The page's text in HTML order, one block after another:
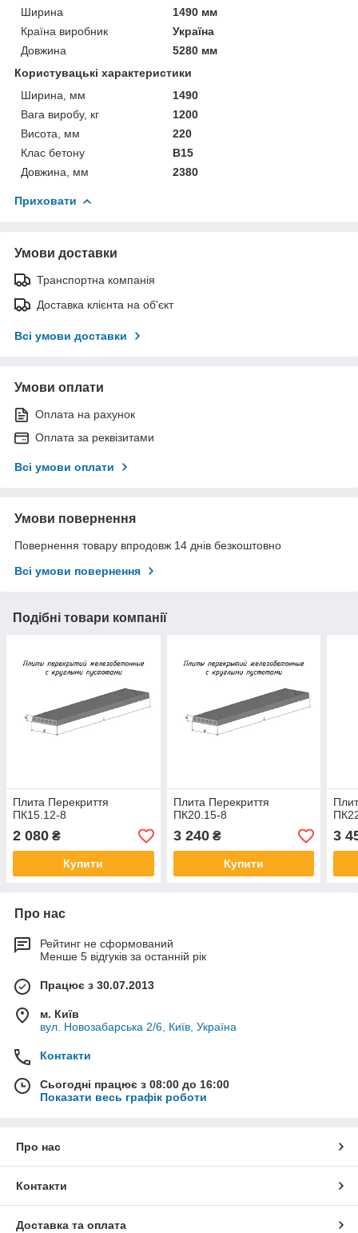
Ширина
1490 мм
Країна виробник
Україна
Довжина
5280 мм
Користувацькi характеристики
Ширина, мм
1490
Вага виробу, кг
1200
Висота, мм
220
Клас бетону
В15
Довжина, мм
2380
Приховати
Умови доставки
Транспортна компанія
Доставка клієнта на об'єкт
Всі умови доставки
Умови оплати
Оплата на рахунок
Оплата за реквізитами
Всі умови оплати
Умови повернення
Повернення товару впродовж 14 днів безкоштовно
Всі умови повернення
Подібні товари компанії
Плита Перекриття
ПК15.12-8
2 080 ₴
Купити
Плита Перекриття
ПК20.15-8
3 240₴
Купити
3
Про нас
Рейтинг не сформований
Менше 5 відгуків за останній рік
Працює з 30.07.2013
м. Київ
вул. Новозабарська 2/6, Київ, Україна
Контакти
Сьогодні працює з 08:00 до 16:00
Показати весь графік роботи
Про нас
Контакти
Доставка та оплата